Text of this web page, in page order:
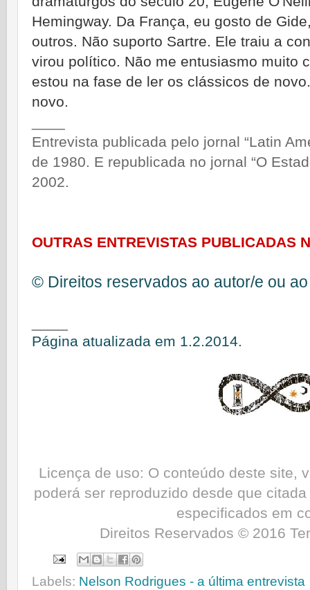
Hemingway. Da França, eu gosto de
outros. Não suporto Sartre. Ele traiu a
virou político. Não me entusiasmo muito
estou na fase de ler os clássicos de
novo.
Entrevista publicada pelo jornal “Latin
de 1980. E republicada no jornal “O
2002.
OUTRAS ENTREVISTAS PUBLICADAS
© Direitos reservados ao autor/e ou
Página atualizada em 1.2.2014.
Licença de uso: O conteúdo deste site,
poderá ser reproduzido desde que
especificados em
Direitos Reservados © 2016
Labels: Nelson Rodrigues - a última entrevista